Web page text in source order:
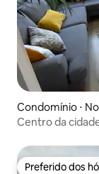
Condomínio ⋅
Centro da cidade de
Preferido dos